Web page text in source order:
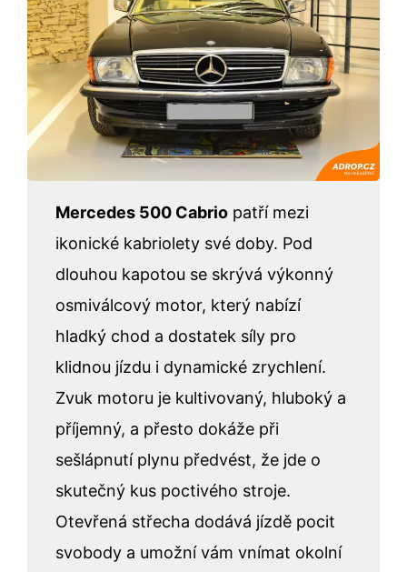
Mercedes 500 Cabrio patří mezi
ikonické kabriolety své doby. Pod
dlouhou kapotou se skrývá výkonný
osmiválcový motor, který nabízí
hladký chod a dostatek síly pro
klidnou jízdu i dynamické zrychlení.
Zvuk motoru je kultivovaný, hluboký a
příjemný, a přesto dokáže při
sešlápnutí plynu předvést, že jde o
skutečný kus poctivého stroje.
Otevřená střecha dodává jízdě pocit
svobody a umožní vám vnímat okolní